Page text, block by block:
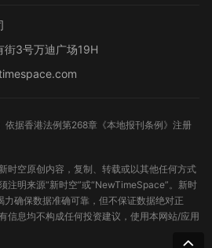
街3号万迪广场19H
依据香港法例第268章《本地报刊条例》注册
时空原创内容，复制、转载或以其他任何方式
注明来源“新时空”或“NewTimeSpace”。新时
确保数据准确可靠，但不保证数据绝对正
信息均不构成任何投资建议，使用本网站/应用